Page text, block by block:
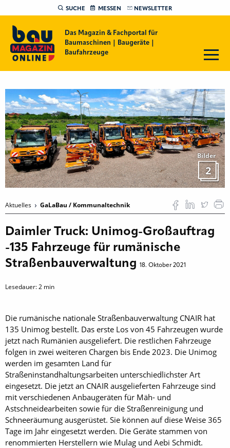
SUCHE MESSEN NEWSLETTER
Das Magazin & Fachportal für
Baumaschinen | Baugeräte |
Baufahrzeuge
Bilder
2
Aktuelles GaLaBau / Kommunaltechnik
Daimler Truck: Unimog-Großauftrag
-135 Fahrzeuge für rumänische
Straßenbauverwaltung 18. Oktober 2021
Lesedauer:2 min
Die rumänische nationale Straßenbauverwaltung CNAIR hat
135 Unimog bestellt. Das erste Los von 45 Fahrzeugen wurde
jetzt nach Rumänien ausgeliefert. Die restlichen Fahrzeuge
folgen in zwei weiteren Chargen bis Ende 2023. Die Unimog
werden im gesamten Land für
Straßeninstandhaltungsarbeiten unterschiedlichster Art
eingesetzt. Die jetzt an CNAIR ausgelieferten Fahrzeuge sind
mit verschiedenen Anbaugeräten für Mäh- und
Astschneidearbeiten sowie für die Straßenreinigung und
Schneeräumung ausgerüstet. Sie können auf diese Weise 365
Tage im Jahr eingesetzt werden. Die Geräte stammen von
renommierten Herstellern wie Mulag und Aebi Schmidt.